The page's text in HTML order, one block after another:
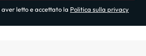
letto e accettato la Politica sulla privacy